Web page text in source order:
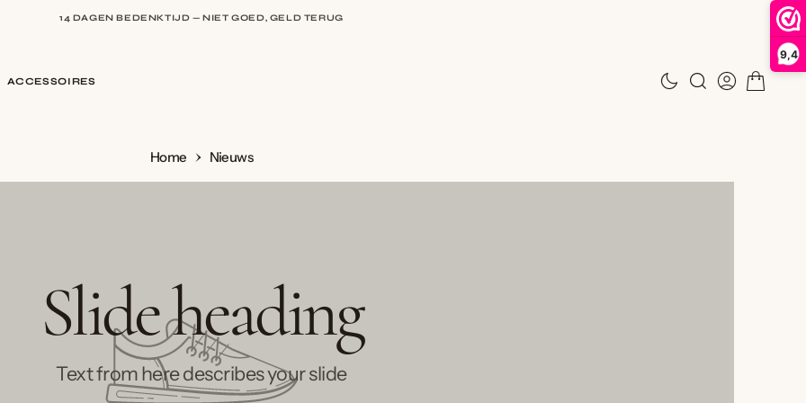
9,4
14 DAGEN BEDENKTIJD — NIET GOED, GELD TERUG
ACCESSOIRES
Home Nieuws
Slide heading
Text from here describes your slide